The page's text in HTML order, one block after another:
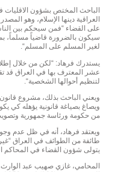
الباحث المختص بشؤون الاقليات
العراقية دينها الإسلام، وهو
على القضاء “فمن سيحكم بين
سيكون بالضرورة قاضياً مسلماً،
لغير المسلم على المسلم“.
يستدرك فرهاد: “لكن من خلال
عشر المعترف بها في العراق قد
لتنظيم أحوالها الشخصية“.
ويعني الباحث بذلك، مشروع قانون
ويصاغ بصياغة قانونية يؤهله كي
من حكومة ورئاسة جمهورية
ويعتقد فرهاد، أنه في ظل عدم
طائفة من الطوائف في العراق
يتولى شؤون القضاء في المحاكم
المحامي، غازي صهيب عبد